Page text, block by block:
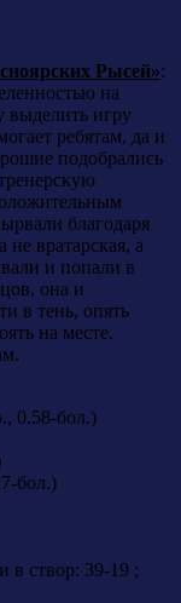
Рысей»:
на
выделить игру
ребятам, да и
подобрались
благодаря
вратарская, а
и попали в
она и
в тень, опять
на месте.
0.58-бол.)
бол.)
в створ: 39-19 ;